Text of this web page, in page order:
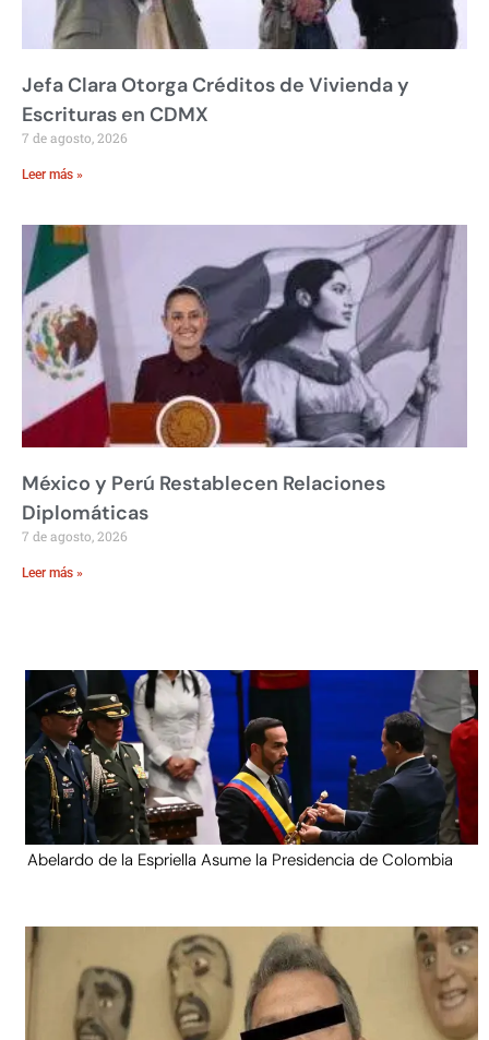
Jefa Clara Otorga Créditos de Vivienda y
Escrituras en CDMX
7 de agosto, 2026
Leer más »
México y Perú Restablecen Relaciones
Diplomáticas
7 de agosto, 2026
Leer más »
Abelardo de la Espriella Asume la Presidencia de Colombia